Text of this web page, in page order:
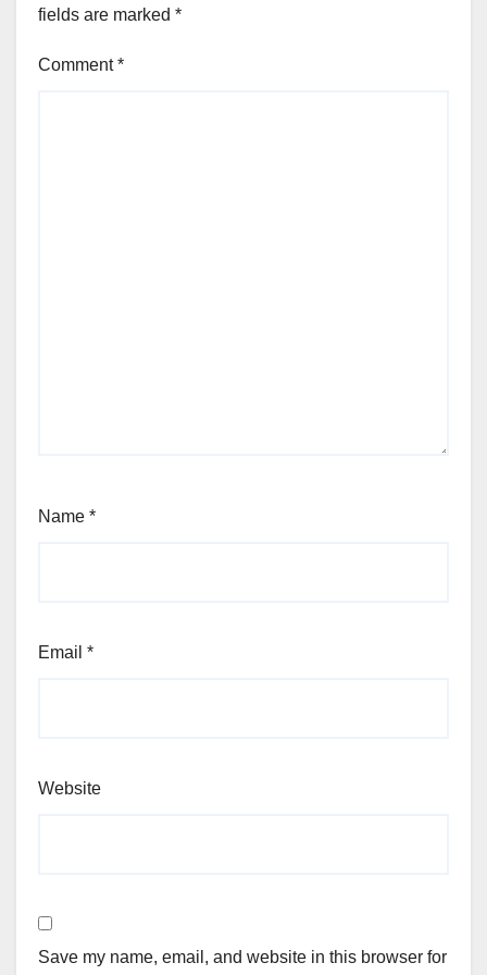
fields are marked *
Comment*
Name *
Email *
Website
Save my name, email, and website in this browser for